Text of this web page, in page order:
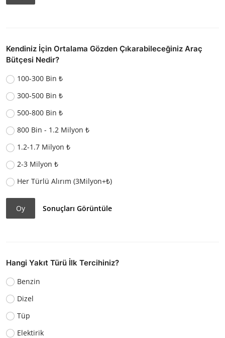
Kendiniz İçin Ortalama Gözden Çıkarabileceğiniz Araç
Bütçesi Nedir?
100-300 Bin ₺
300-500 Bin ₺
500-800 Bin ₺
800 Bin - 1.2 Milyon ₺
1.2-1.7 Milyon ₺
2-3 Milyon ₺
Her Türlü Alırım (3Milyon+₺)
Oy Sonuçları Görüntüle
Hangi Yakıt Türü İlk Tercihiniz?
Benzin
Dizel
Tüp
Elektirik